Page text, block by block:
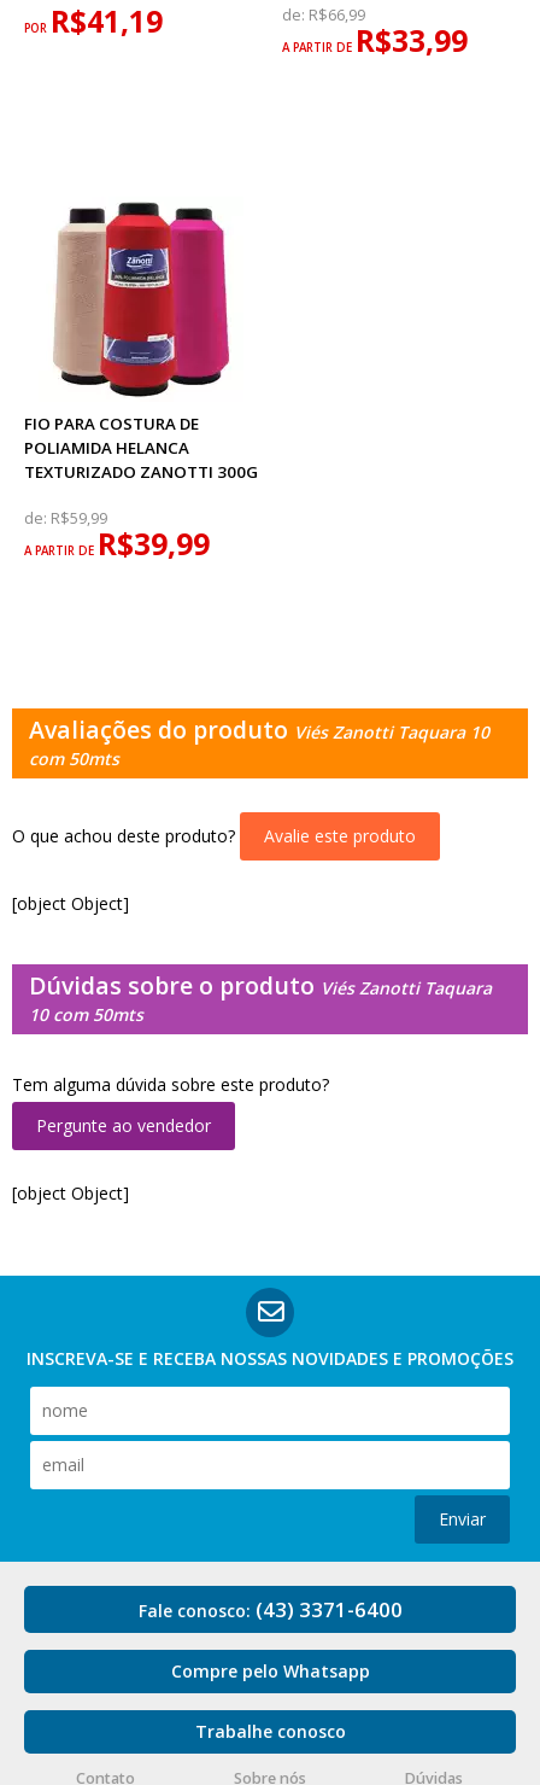
POR R$41,19 de: R$66,99
A PARTIR DE R$33,99
FIO PARA COSTURA DE
POLIAMIDA HELANCA
TEXTURIZADO ZANOTTI 300G
de: R$59,99
A PARTIR DE R$39,99
Avaliações do produto Viés Zanotti Taquara 10
com 50mts
O que achou deste produto? Avalie este produto
[object Object]
Dúvidas sobre o produto Viés Zanotti Taquara
10 com 50mts
Tem alguma dúvida sobre este produto?
Pergunte ao vendedor
[object Object]
INSCREVA-SE E RECEBA NOSSAS NOVIDADES E PROMOÇÕES
Enviar
Fale conosco: (43) 3371-6400
Compre pelo Whatsapp
Trabalhe conosco
Contato Sobre nós Dúvidas